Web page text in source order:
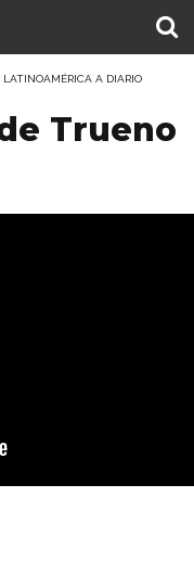
A DIARIO
Trueno